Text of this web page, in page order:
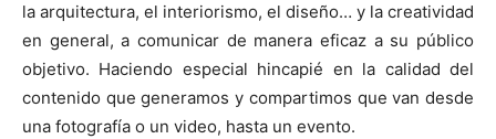
la arquitectura, el interiorismo, el diseño… y la creatividad
en general, a comunicar de manera eficaz a su público
objetivo. Haciendo especial hincapié en la calidad del
contenido que generamos y compartimos que van desde
una fotografía o un video, hasta un evento.